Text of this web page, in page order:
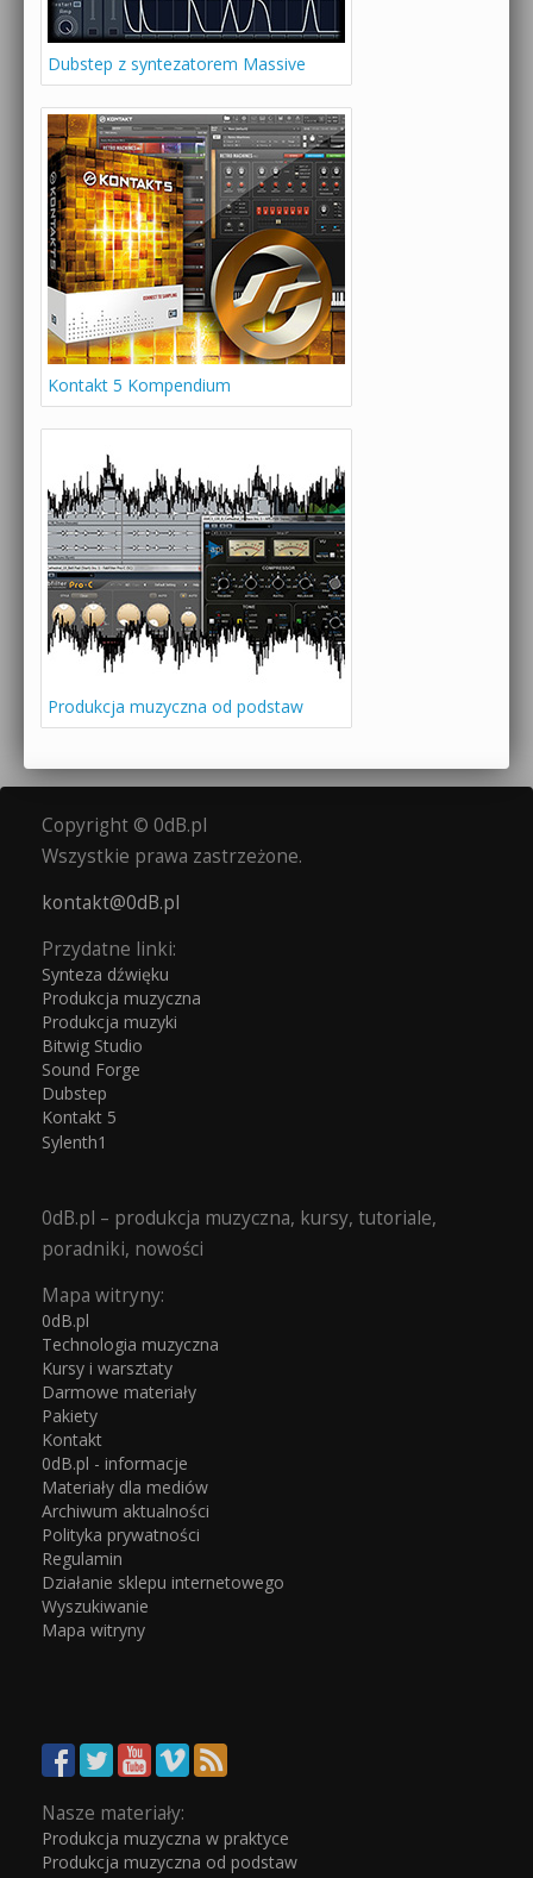
Dubstep z syntezatorem Massive
Kontakt 5 Kompendium
Produkcja muzyczna od podstaw
Copyright © 0dB.pl
Wszystkie prawa zastrzeżone.
kontakt@0dB.pl
Przydatne linki:
Synteza dźwięku
Produkcja muzyczna
Produkcja muzyki
Bitwig Studio
Sound Forge
Dubstep
Kontakt 5
Sylenth1
0dB.pl – produkcja muzyczna, kursy, tutoriale,
poradniki, nowości
Mapa witryny:
0dB.pl
Technologia muzyczna
Kursy i warsztaty
Darmowe materiały
Pakiety
Kontakt
0dB.pl - informacje
Materiały dla mediów
Archiwum aktualności
Polityka prywatności
Regulamin
Działanie sklepu internetowego
Wyszukiwanie
Mapa witryny
Nasze materiały:
Produkcja muzyczna w praktyce
Produkcja muzyczna od podstaw